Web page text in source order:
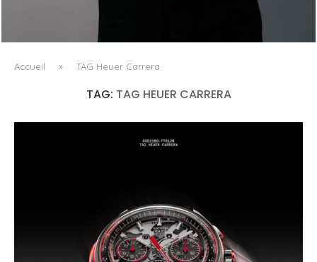
L’ÉMERGENCE D’UNE NOUVELLE CARTOGRAPHIE
CULTURELLE DU LUXE...
Accueil » TAG Heuer Carrera
TAG: TAG HEUER CARRERA